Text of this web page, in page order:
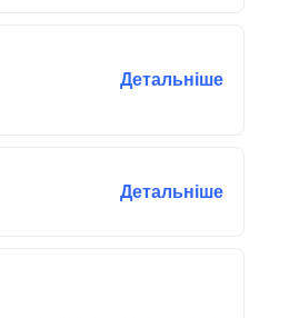
Детальніше
Детальніше